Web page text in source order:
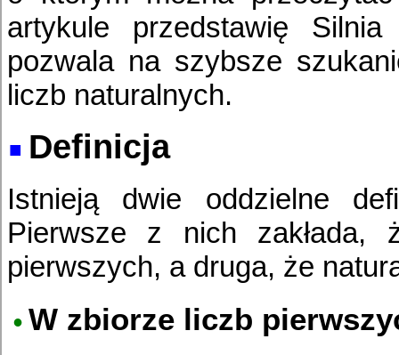
artykule przedstawię
pozwala na szybsze
liczb naturalnych.
Definicja
Istnieją dwie oddzielne
Pierwsze z nich zakłada,
pierwszych, a druga, że
W zbiorze liczb